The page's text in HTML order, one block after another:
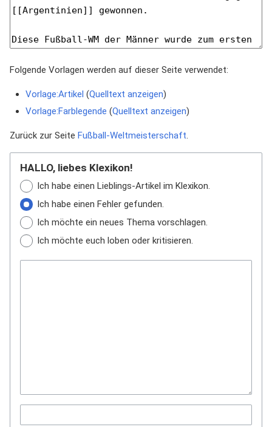
Folgende Vorlagen werden auf dieser Seite verwendet:
Vorlage:Artikel (Quelltext anzeigen)
Vorlage:Farblegende (Quelltext anzeigen)
Zurück zur Seite Fußball-Weltmeisterschaft.
HALLO, liebes Klexikon!
Ich habe einen Lieblings-Artikel im Klexikon.
Ich habe einen Fehler gefunden.
Ich möchte ein neues Thema vorschlagen.
Ich möchte euch loben oder kritisieren.